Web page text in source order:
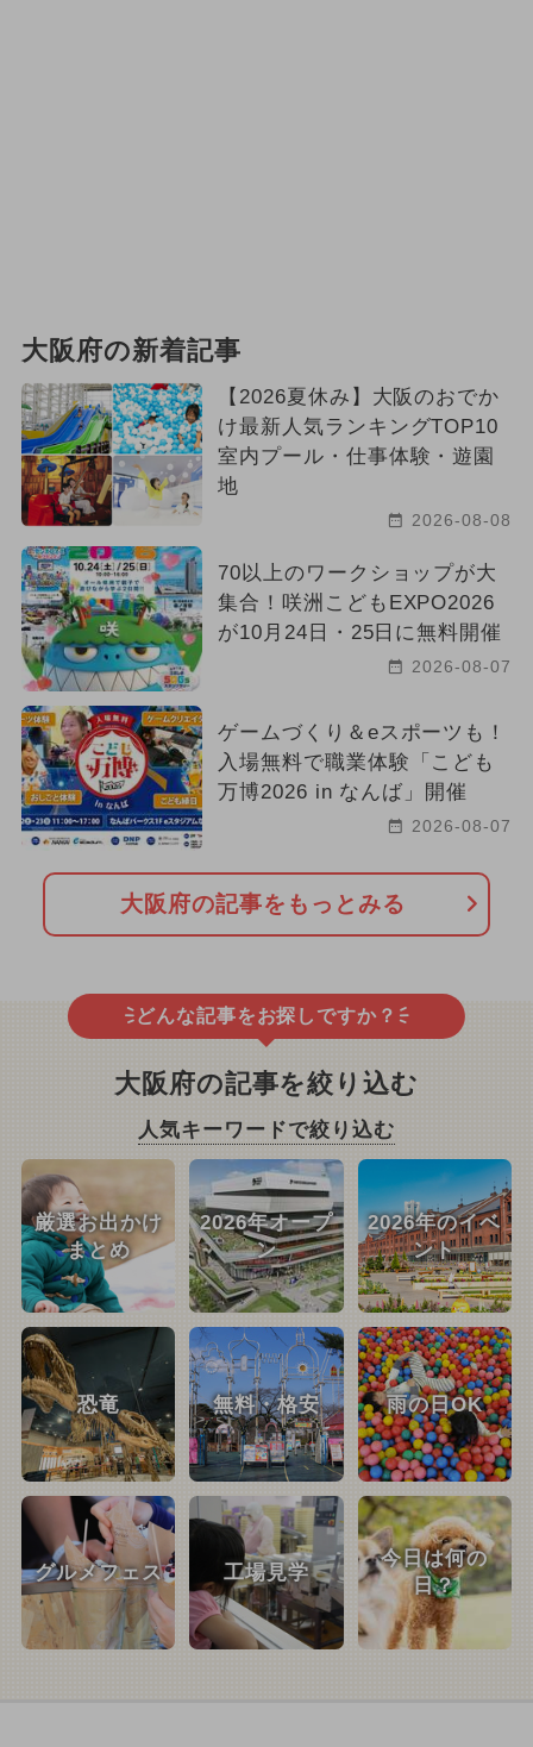
大阪府の新着記事
【2026夏休み】大阪のおでか
け最新人気ランキングTOP10
室内プール・仕事体験・遊園
地
2026-08-08
70以上のワークショップが大
集合！咲洲こどもEXPO2026
が10月24日・25日に無料開催
2026-08-07
ゲームづくり＆eスポーツも！
入場無料で職業体験「こども
万博2026 in なんば」開催
2026-08-07
大阪府の記事をもっとみる
どんな記事をお探しですか？
大阪府の記事を絞り込む
人気キーワードで絞り込む
厳選お出かけ
まとめ
2026年オープ
ン
2026年のイベ
ント
恐竜 無料・格安 雨の日OK
グルメフェス 工場見学
今日は何の
日？